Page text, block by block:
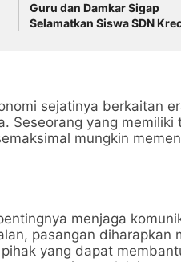
Guru dan Damkar Sigap
Selamatkan Siswa SDN
sejatinya berkaitan
Seseorang yang
mungkin
menjaga
pasangan diharapkan
yang dapat